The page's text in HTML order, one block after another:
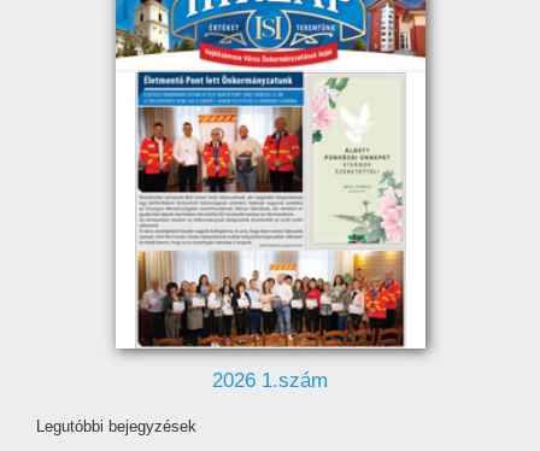
2026 1.szám
Legutóbbi bejegyzések